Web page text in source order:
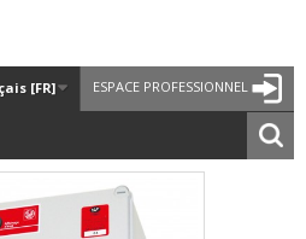
ESPACE PROFESSIONNEL
[FR]